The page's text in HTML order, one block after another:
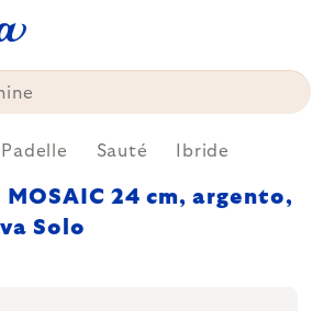
Padelle Sauté Ibride
MOSAIC 24 cm, argento,
Solo